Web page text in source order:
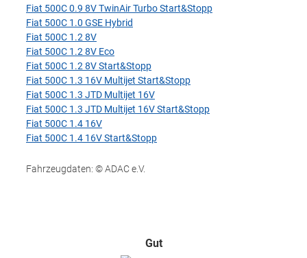
Fiat 500C 0.9 8V TwinAir Turbo Start&Stopp
Fiat 500C 1.0 GSE Hybrid
Fiat 500C 1.2 8V
Fiat 500C 1.2 8V Eco
Fiat 500C 1.2 8V Start&Stopp
Fiat 500C 1.3 16V Multijet Start&Stopp
Fiat 500C 1.3 JTD Multijet 16V
Fiat 500C 1.3 JTD Multijet 16V Start&Stopp
Fiat 500C 1.4 16V
Fiat 500C 1.4 16V Start&Stopp
Fahrzeugdaten: © ADAC e.V.
Gut